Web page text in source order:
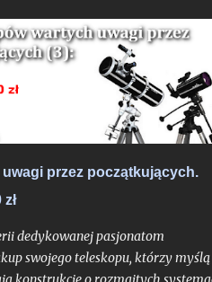
końcowej części tekstu nowe
2013 roku). Kliknij jeśli chcesz
. - Kliknij w ten link, jeśli chcesz
r.
przez początkujących.
dedykowanej pasjonatom
swojego teleskopu, którzy myślą